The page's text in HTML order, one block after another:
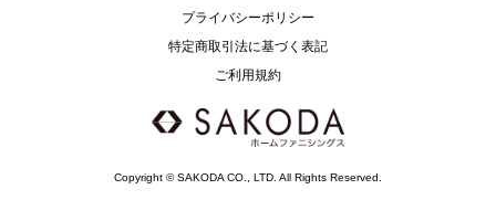
プライバシーポリシー
特定商取引法に基づく表記
ご利用規約
Copyright © SAKODA CO., LTD. All Rights Reserved.